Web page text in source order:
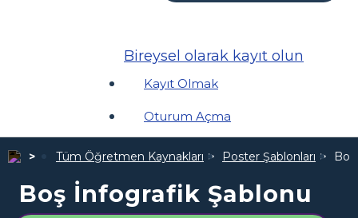
Bireysel olarak kayıt olun
Kayıt Olmak
Oturum Açma
Tüm Öğretmen Kaynakları Poster Şablonları
Boş İnfografik Şablonu